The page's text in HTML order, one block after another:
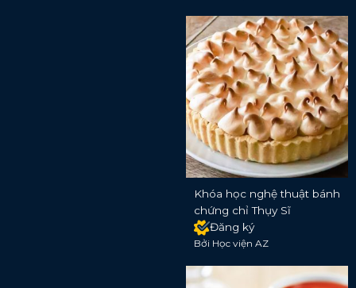
Khóa học nghệ thuật bánh
chứng chỉ Thụy Sĩ
Đăng ký
Bởi Học viện AZ